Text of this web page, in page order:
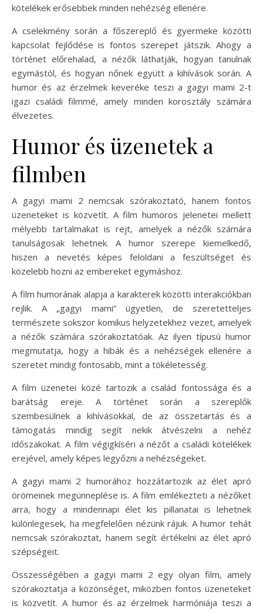
kötelékek erősebbek minden nehézség ellenére.
A cselekmény során a főszereplő és gyermeke közötti
kapcsolat fejlődése is fontos szerepet játszik. Ahogy a
történet előrehalad, a nézők láthatják, hogyan tanulnak
egymástól, és hogyan nőnek együtt a kihívások során. A
humor és az érzelmek keveréke teszi a gagyi mami 2-t
igazi családi filmmé, amely minden korosztály számára
élvezetes.
Humor és üzenetek a
filmben
A gagyi mami 2 nemcsak szórakoztató, hanem fontos
üzeneteket is közvetít. A film humoros jelenetei mellett
mélyebb tartalmakat is rejt, amelyek a nézők számára
tanulságosak lehetnek. A humor szerepe kiemelkedő,
hiszen a nevetés képes feloldani a feszültséget és
közelebb hozni az embereket egymáshoz.
A film humorának alapja a karakterek közötti interakciókban
rejlik. A „gagyi mami” ügyetlen, de szeretetteljes
természete sokszor komikus helyzetekhez vezet, amelyek
a nézők számára szórakoztatóak. Az ilyen típusú humor
megmutatja, hogy a hibák és a nehézségek ellenére a
szeretet mindig fontosabb, mint a tökéletesség.
A film üzenetei közé tartozik a család fontossága és a
barátság ereje. A történet során a szereplők
szembesülnek a kihívásokkal, de az összetartás és a
támogatás mindig segít nekik átvészelni a nehéz
időszakokat. A film végigkíséri a nézőt a családi kötelékek
erejével, amely képes legyőzni a nehézségeket.
A gagyi mami 2 humorához hozzátartozik az élet apró
örömeinek megünneplése is. A film emlékezteti a nézőket
arra, hogy a mindennapi élet kis pillanatai is lehetnek
különlegesek, ha megfelelően nézünk rájuk. A humor tehát
nemcsak szórakoztat, hanem segít értékelni az élet apró
szépségeit.
Összességében a gagyi mami 2 egy olyan film, amely
szórakoztatja a közönséget, miközben fontos üzeneteket
is közvetít. A humor és az érzelmek harmóniája teszi a